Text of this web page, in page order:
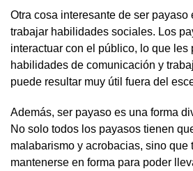
Otra cosa interesante de ser payaso
trabajar habilidades sociales. Los
interactuar con el público, lo que les
habilidades de comunicación y
puede resultar muy útil fuera del
Además, ser payaso es una forma
No solo todos los payasos tienen
malabarismo y acrobacias, sino que
mantenerse en forma para poder